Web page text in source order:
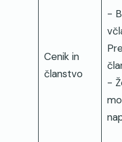
Cenik in
članstvo
-
-